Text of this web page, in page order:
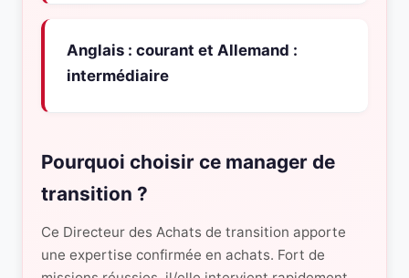
Anglais : courant et Allemand :
intermédiaire
Pourquoi choisir ce manager de
transition ?
Ce Directeur des Achats de transition apporte
une expertise confirmée en achats. Fort de